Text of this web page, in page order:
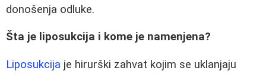
donošenja odluke.
Šta je liposukcija i kome je namenjena?
Liposukcija je hirurški zahvat kojim se uklanjaju